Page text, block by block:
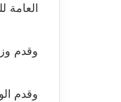
العامة
وقدم
وقدم